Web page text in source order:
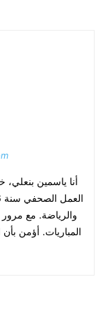
أنا ياسمين
والرياضة. مع
المباريات. أؤمن